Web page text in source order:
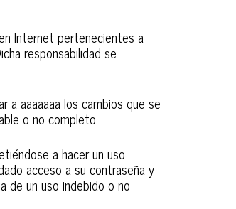
Internet pertenecientes a
responsabilidad se
a aaaaaaa los cambios que se
o no completo.
a hacer un uso
acceso a su contraseña y
de un uso indebido o no